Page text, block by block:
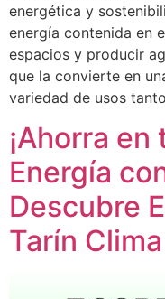
energética y
energía contenida en
espacios y producir
que la convierte en
variedad de usos
¡Ahorra
Energía
Descubre
Tarín Clima